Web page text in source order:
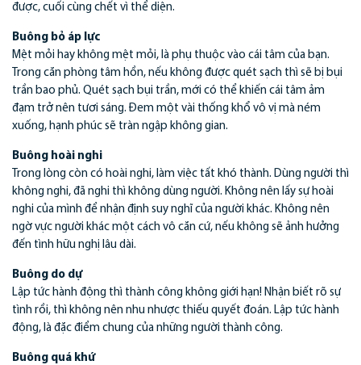
được, cuối cùng chết vì thể diện.
Buông bỏ áp lực
Mệt mỏi hay không mệt mỏi, là phụ thuộc vào cái tâm của bạn.
Trong căn phòng tâm hồn, nếu không được quét sạch thì sẽ bị bụi
trần bao phủ. Quét sạch bụi trần, mới có thể khiến cái tâm ảm
đạm trở nên tươi sáng. Đem một vài thống khổ vô vị mà ném
xuống, hạnh phúc sẽ tràn ngập không gian.
Buông hoài nghi
Trong lòng còn có hoài nghi, làm việc tất khó thành. Dùng người thì
không nghi, đã nghi thì không dùng người. Không nên lấy sự hoài
nghi của mình để nhận định suy nghĩ của người khác. Không nên
ngờ vực người khác một cách vô căn cứ, nếu không sẽ ảnh hưởng
đến tình hữu nghị lâu dài.
Buông do dự
Lập tức hành động thì thành công không giới hạn! Nhận biết rõ sự
tình rồi, thì không nên nhu nhược thiếu quyết đoán. Lập tức hành
động, là đặc điểm chung của những người thành công.
Buông quá khứ